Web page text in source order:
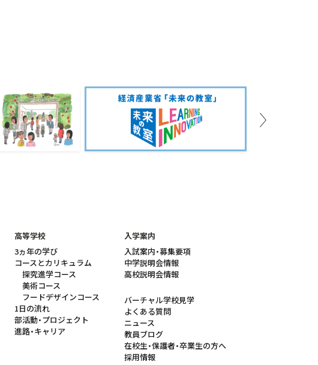
Next
高等学校
3ヵ年の学び
コースとカリキュラム
探究進学コース
美術コース
フードデザインコース
1日の流れ
部活動・プロジェクト
進路・キャリア
入学案内
入試案内・募集要項
中学説明会情報
高校説明会情報
バーチャル学校見学
よくある質問
ニュース
教員ブログ
在校生・保護者・卒業生の方へ
採用情報